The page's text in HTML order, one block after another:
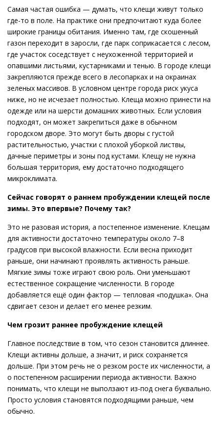
Самая частая ошибка — думать, что клещи живут только
где-то в поле. На практике они предпочитают куда более
широкие границы обитания. Именно там, где скошенный
газон переходит в заросли, где парк соприкасается с лесом,
где участок соседствует с неухоженной территорией и
опавшими листьями, кустарниками и тенью. В городе клещи
закрепляются прежде всего в лесопарках и на окраинах
зеленых массивов. В условном центре города риск укуса
ниже, но не исчезает полностью. Клеща можно принести на
одежде или на шерсти домашних животных. Если условия
подходят, он может закрепиться даже в обычном
городском дворе. Это могут быть дворы с густой
растительностью, участки с плохой уборкой листвы,
дачные периметры и зоны под кустами. Клещу не нужна
большая территория, ему достаточно подходящего
микроклимата.
Сейчас говорят о раннем пробуждении клещей после
зимы. Это впервые? Почему так?
Это не разовая история, а постепенное изменение. Клещам
для активности достаточно температуры около 7–8
градусов при высокой влажности. Если весна приходит
раньше, они начинают проявлять активность раньше.
Мягкие зимы тоже играют свою роль. Они уменьшают
естественное сокращение численности. В городе
добавляется ещё один фактор — тепловая «подушка». Она
сдвигает сезон и делает его менее резким.
Чем грозит раннее пробуждение клещей
Главное последствие в том, что сезон становится длиннее.
Клещи активны дольше, а значит, и риск сохраняется
дольше. При этом речь не о резком росте их численности, а
о постепенном расширении периода активности. Важно
понимать, что клещи не выползают из-под снега буквально.
Просто условия становятся подходящими раньше, чем
обычно.